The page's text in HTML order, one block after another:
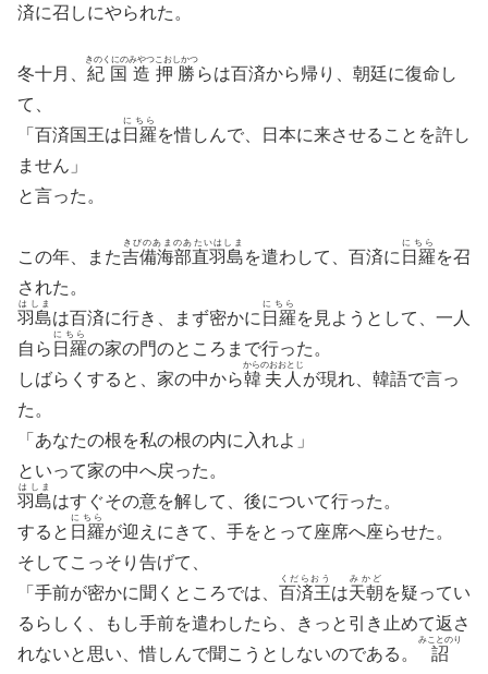
済に召しにやられた。
冬十月、 紀国造押勝
きのくにのみやつこおしかつ
らは百済から帰り、朝廷に復命し
て、
「百済国王は 日羅
にちら
を惜しんで、日本に来させることを許し
ません」
と言った。
この年、また吉備海部直羽島
きびのあまのあたいはしま
を遣わして、百済に 日羅
にちら
を召
された。
羽島
はしま
は百済に行き、まず密かに 日羅
にちら
を見ようとして、一人
自ら 日羅
にちら
の家の門のところまで行った。
しばらくすると、家の中から韓夫人
からのおおとじ
が現れ、韓語で言っ
た。
「あなたの根を私の根の内に入れよ」
といって家の中へ戻った。
羽島
はしま
はすぐその意を解して、後について行った。
すると 日羅
にちら
が迎えにきて、手をとって座席へ座らせた。
そしてこっそり告げて、
「手前が密かに聞くところでは、 百済王
くだらおう
は天朝
みかど
を疑ってい
るらしく、もし手前を遣わしたら、きっと引き止めて返さ
れないと思い、惜しんで聞こうとしないのである。
詔
みことのり